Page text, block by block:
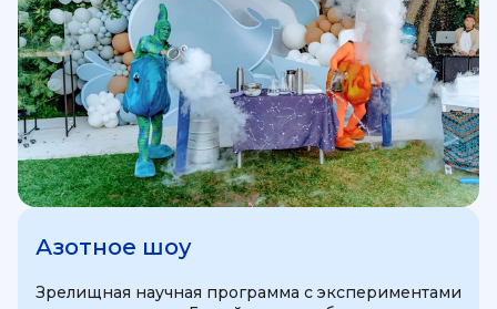
Азотное шоу
Зрелищная научная программа с экспериментами